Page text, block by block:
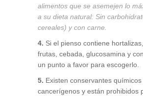
alimentos que se asemejen lo
a su dieta natural: Sin
cereales) y con carne.
4. Si el pienso contiene
frutas, cebada, glucosamina y
un punto a favor para escogerlo.
5. Existen conservantes
cancerígenos y están prohibidos